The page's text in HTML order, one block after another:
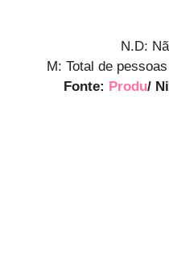
N.D:
M: Total de
Fonte: Produ/